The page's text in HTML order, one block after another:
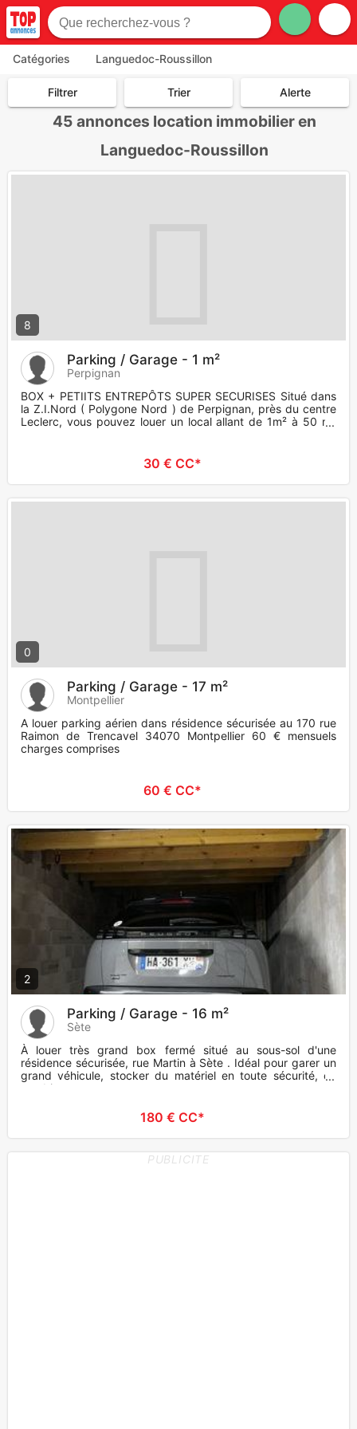
Catégories Languedoc-Roussillon
Filtrer Trier Alerte
45 annonces location immobilier en
Languedoc-Roussillon
8
Parking / Garage - 1 m²
Perpignan
BOX + PETIITS ENTREPÔTS SUPER SECURISES Situé dans
la Z.I.Nord ( Polygone Nord ) de Perpignan, près du centre
Leclerc, vous pouvez louer un local allant de 1m² à 50 m²
30 € CC*
0
Parking / Garage - 17 m²
Montpellier
A louer parking aérien dans résidence sécurisée au 170 rue
Raimon de Trencavel 34070 Montpellier 60 € mensuels
charges comprises
60 € CC*
2
Parking / Garage - 16 m²
Sète
À louer très grand box fermé situé au sous-sol d'une
résidence sécurisée, rue Martin à Sète . Idéal pour garer un
grand véhicule, stocker du matériel en toute sécurité, ou
combiner
180 € CC*
PUBLICITE